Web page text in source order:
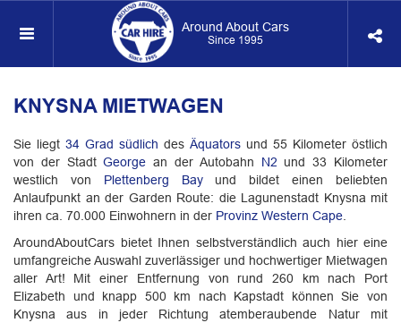
Around About Cars
Since 1995
KNYSNA MIETWAGEN
Sie liegt 34 Grad südlich des Äquators und 55 Kilometer östlich
von der StadtGeorge an der Autobahn N2 und 33 Kilometer
westlich von Plettenberg Bayund bildet einen beliebten
Anlaufpunkt an der Garden Route: die Lagunenstadt Knysna mit
ihren ca. 70.000 Einwohnern in der Provinz Western Cape
AroundAboutCars bietet Ihnen selbstverständlich auch hier eine
umfangreiche Auswahl zuverlässiger und hochwertiger Mietwagen
aller Art! Mit einer Entfernung von rund 260 km nach Port
Elizabeth und knapp 500 km nach Kapstadt können Sie von
Knysna aus in jeder Richtung atemberaubende Natur mit